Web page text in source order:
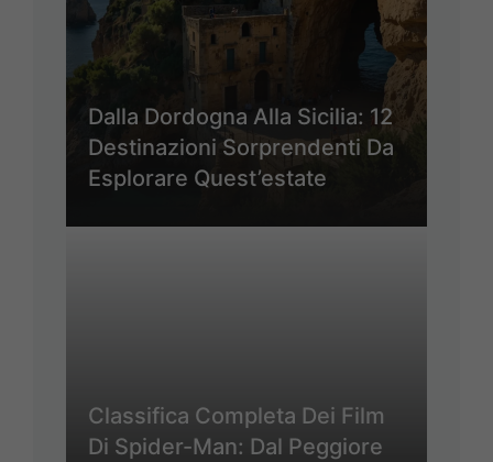
Dalla Dordogna Alla Sicilia: 12
Destinazioni Sorprendenti Da
Esplorare Quest’estate
Classifica Completa Dei Film
Di Spider-Man: Dal Peggiore